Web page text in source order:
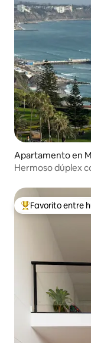
Apartamento en
Hermoso dúplex
Favorito entre
Favorito entre